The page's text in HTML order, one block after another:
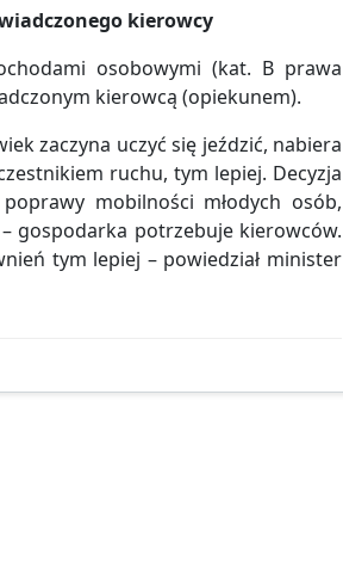
kierowcy
osobowymi (kat. B prawa
kierowcą (opiekunem).
zaczyna uczyć się jeździć, nabiera
ruchu, tym lepiej. Decyzja
mobilności młodych osób,
gospodarka potrzebuje kierowców.
tym lepiej – powiedział minister